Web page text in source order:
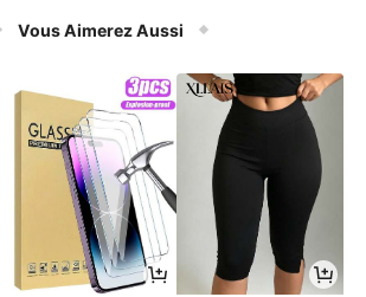
Vous Aimerez Aussi